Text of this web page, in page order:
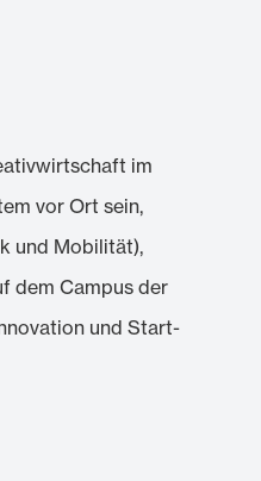
im
vor Ort sein,
und Mobilität),
dem Campus der
und Start-